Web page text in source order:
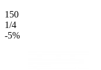
150
1/4
-5%